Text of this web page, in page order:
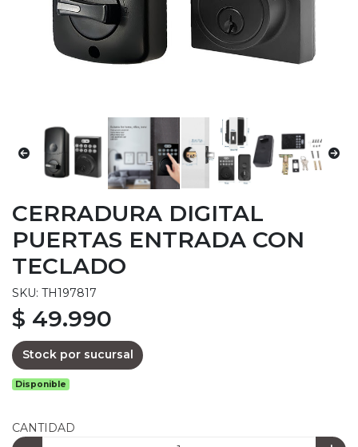
CERRADURA DIGITAL
PUERTAS ENTRADA CON
TECLADO
SKU: TH197817
$ 49.990
Stock por sucursal
Disponible
CANTIDAD